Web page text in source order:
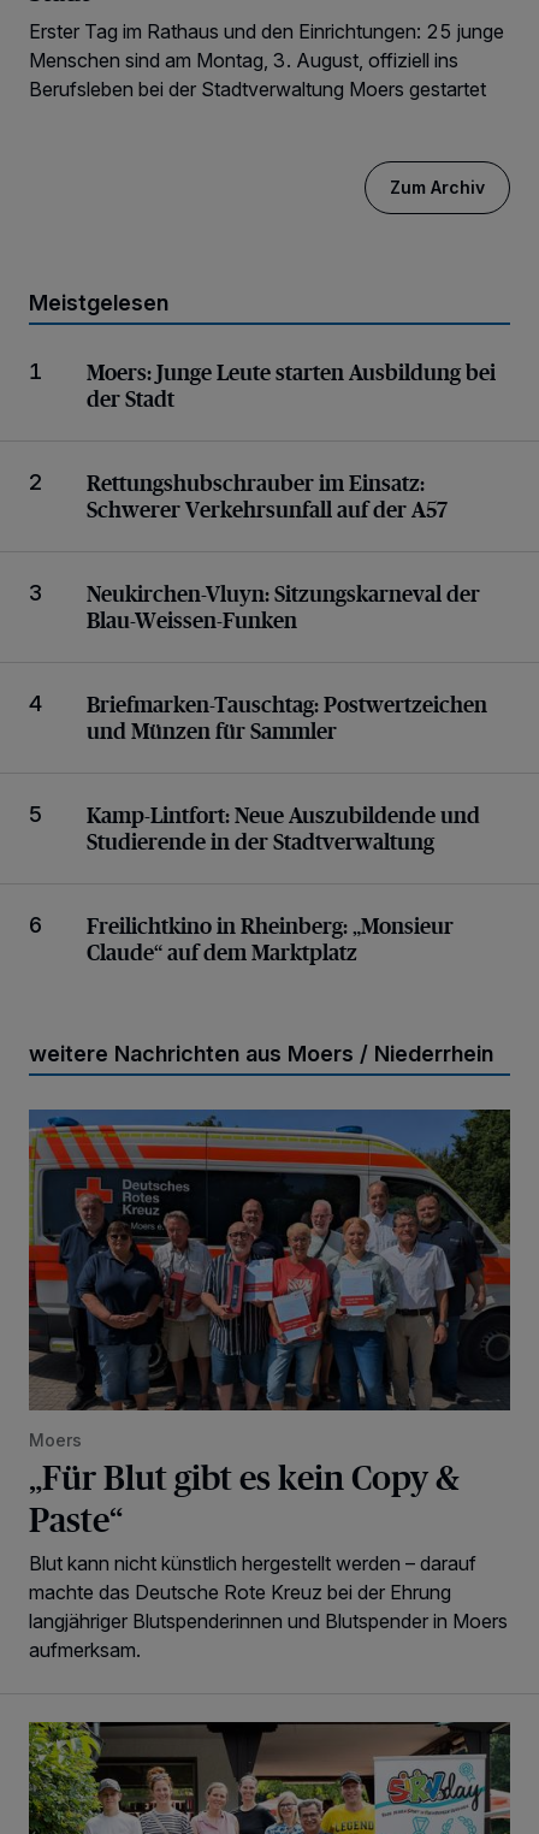
Erster Tag im Rathaus und den Einrichtungen: 25 junge
Menschen sind am Montag, 3. August, offiziell ins
Berufsleben bei der Stadtverwaltung Moers gestartet
Zum Archiv
Meistgelesen
1
Junge Leute starten Ausbildung bei der Stadt
Moers:Junge Leute starten Ausbildung bei
der Stadt
2
Schwerer Verkehrsunfall auf der A57
Rettungshubschrauber im Einsatz:
Schwerer Verkehrsunfall auf der A57
3
Sitzungskarneval der Blau-Weissen-Funken
Neukirchen-Vluyn:Sitzungskarneval der
Blau-Weissen-Funken
4
Postwertzeichen und Münzen für Sammler
Briefmarken-Tauschtag:Postwertzeichen
und Münzen für Sammler
5
Neue Auszubildende und Studierende in der
Kamp-Lintfort:Neue Auszubildende und
Studierende in der Stadtverwaltung
6
„Monsieur Claude“ auf dem Marktplatz
Freilichtkino in Rheinberg:„Monsieur
Claude“ auf dem Marktplatz
weitere Nachrichten aus Moers / Niederrhein
„Für Blut gibt es kein Copy & Paste“
Moers
„Für Blut gibt es kein Copy &
Paste“
Blut kann nicht künstlich hergestellt werden – darauf
machte das Deutsche Rote Kreuz bei der Ehrung
langjähriger Blutspenderinnen und Blutspender in Moers
aufmerksam.
Gewinner des SiRV-day-Gewinnspiels ausgezeichnet